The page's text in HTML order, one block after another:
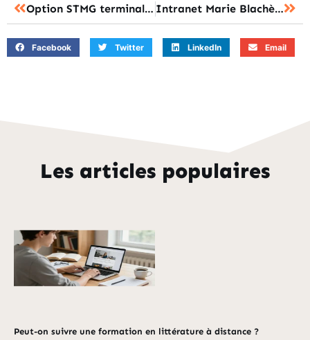
Option STMG terminale : les différences entre les spécialités et leurs débouchés Intranet Marie Blachère : les fonctionnalités essentielles pour simplifier la vie au travail
Facebook Twitter LinkedIn Email
Les articles populaires
Peut-on suivre une formation en littérature à distance ?